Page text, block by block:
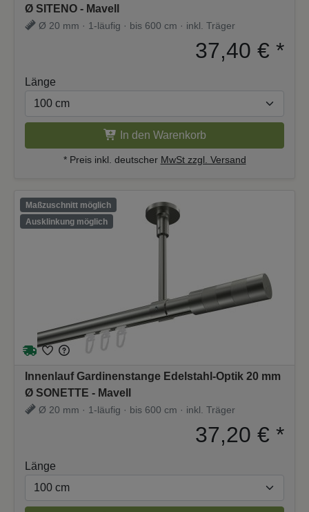
Ø SITENO - Mavell
Ø 20 mm · 1-läufig · bis 600 cm · inkl. Träger
37,40 € *
Länge
In den Warenkorb
* Preis inkl. deutscher MwSt zzgl. Versand
Maßzuschnitt möglich
Ausklinkung möglich
Innenlauf Gardinenstange Edelstahl-Optik 20 mm
Ø SONETTE - Mavell
Ø 20 mm · 1-läufig · bis 600 cm · inkl. Träger
37,20 € *
Länge